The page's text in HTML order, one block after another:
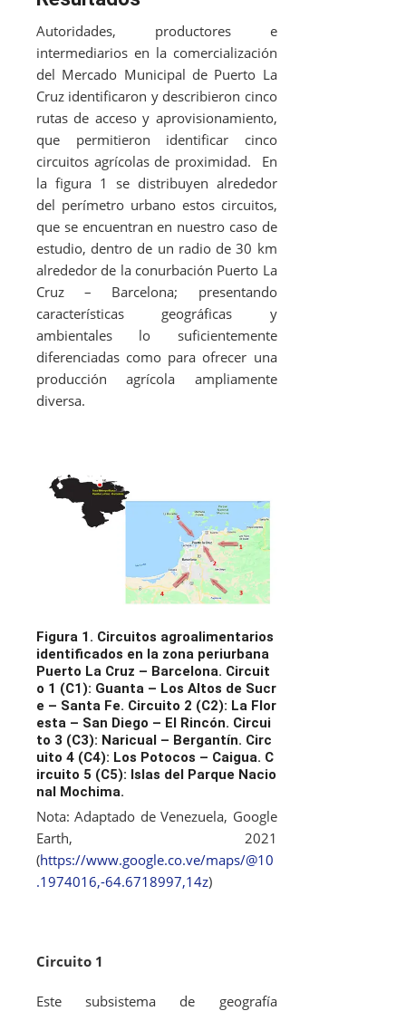
Autoridades, productores e
intermediarios en la comercialización
del Mercado Municipal de Puerto La
Cruz identificaron y describieron cinco
rutas de acceso y aprovisionamiento,
que permitieron identificar cinco
circuitos agrícolas de proximidad. En
la figura 1 se distribuyen alrededor
del perímetro urbano estos circuitos,
que se encuentran en nuestro caso de
estudio, dentro de un radio de 30 km
alrededor de la conurbación Puerto La
Cruz – Barcelona; presentando
características geográficas y
ambientales lo suficientemente
diferenciadas como para ofrecer una
producción agrícola ampliamente
diversa.
Figura 1. Circuitos agroalimentarios
identificados en la zona periurbana
Puerto La Cruz – Barcelona. Circuit
o 1 (C1): Guanta – Los Altos de Sucr
e – Santa Fe. Circuito 2 (C2): La Flor
esta – San Diego – El Rincón. Circui
to 3 (C3): Naricual – Bergantín. Circ
uito 4 (C4): Los Potocos – Caigua. C
ircuito 5 (C5): Islas del Parque Nacio
nal Mochima.
Nota: Adaptado de Venezuela, Google
Earth, 2021
(https://www.google.co.ve/maps/@10
.1974016,-64.6718997,14z)
Circuito 1
Este subsistema de geografía